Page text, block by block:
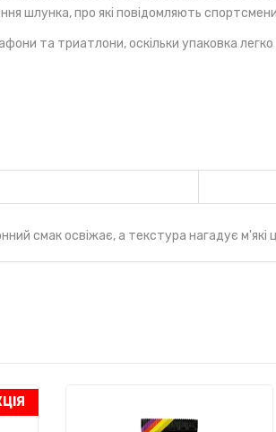
шлунка, про які повідомляють
та триатлони, оскільки упаковка легко
з'їдати 1-3 штуки.
ароматизатор, регулятор кислотності
молоко та злаки, що містять глютен.
100 г 1
75 г
смак освіжає, а текстура нагадує м'які